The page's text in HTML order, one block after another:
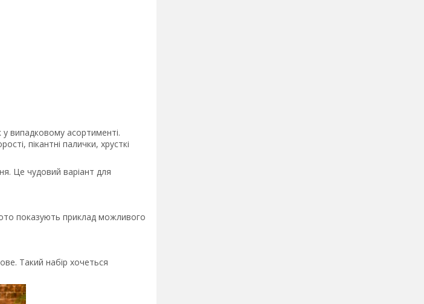
у випадковому асортименті.
пікантні палички, хрусткі
Це чудовий варіант для
показують приклад можливого
Такий набір хочеться